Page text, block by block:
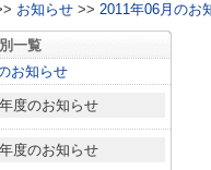
お知らせ >> 2011年06月のお
一覧
お知らせ
度のお知らせ
度のお知らせ